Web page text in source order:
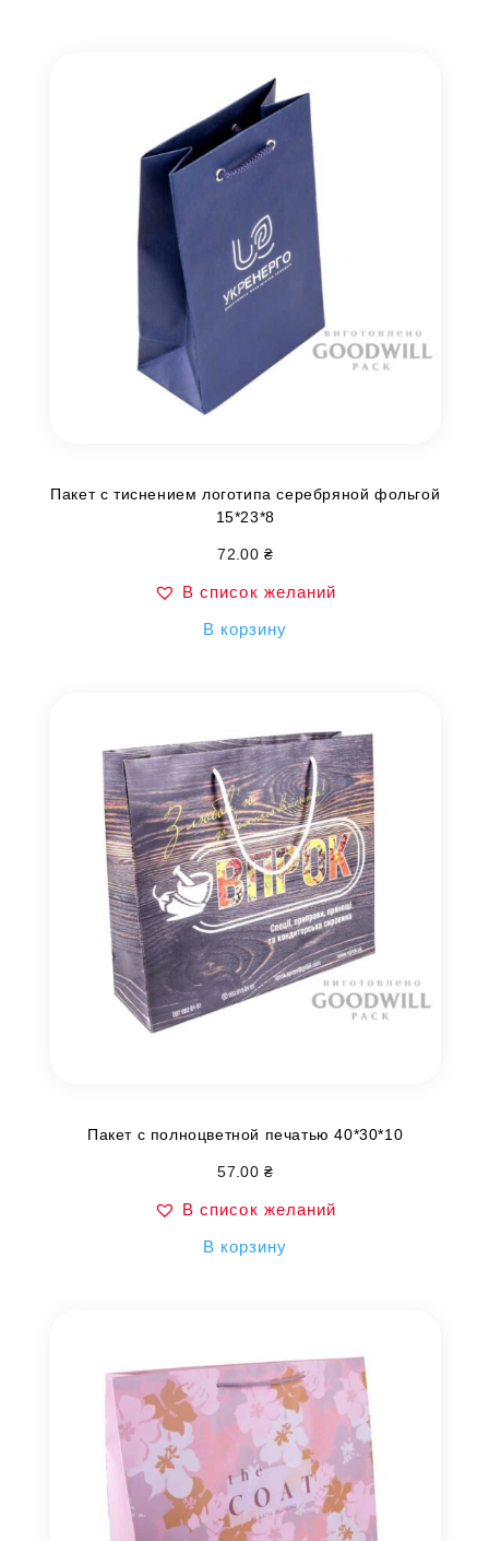
Пакет с тиснением логотипа серебряной фольгой
15*23*8
72.00 ₴
В список желаний
В корзину
Пакет с полноцветной печатью 40*30*10
57.00 ₴
В список желаний
В корзину